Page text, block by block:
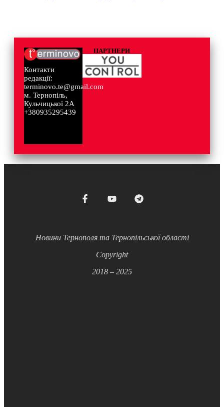
Контакти
редакції:
terminovo.te@gmail.com
м. Тернопіль,
Кульчицької 2А
+380935295439
ПАРТНЕРИ
Новини Тернополя та Тернопільської області
Copyright
2018 – 2025